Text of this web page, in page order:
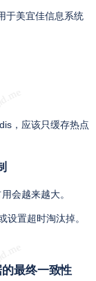
于美宜佳信息系统
，应该只缓存热点
会越来越大。
设置超时淘汰掉。
最终一致性